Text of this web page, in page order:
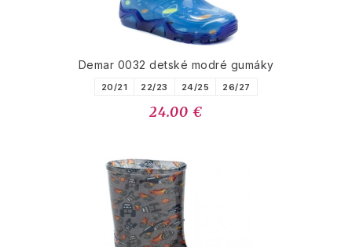
Demar 0032 detské modré gumáky
20/21 22/23 24/25 26/27
24.00 €